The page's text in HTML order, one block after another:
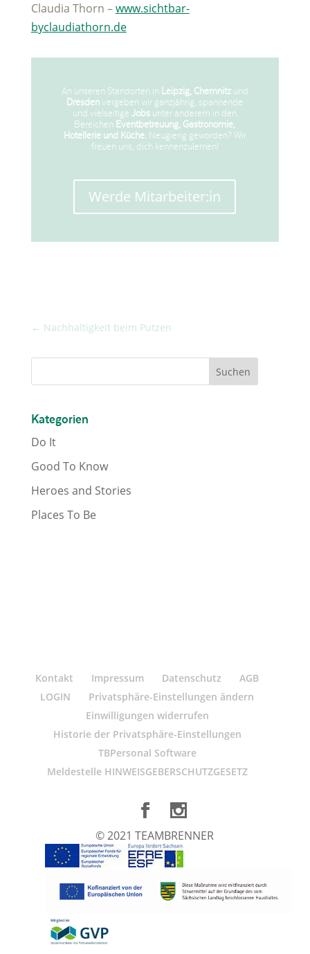
Claudia Thorn –www.sichtbar-
byclaudiathorn.de
An unseren Standorten in Leipzig, Chemnitz
Dresdenvergeben wir ganzjährig, spannende
und vielseitigeJobs unter anderem in den
Bereichen Eventbetreuung, Gastronomie,
Hotellerie und Küche. Neugierig geworden? Wir
freuen uns, dich kennenzulernen!
Werde Mitarbeiter:in
← Nachhaltigkeit beim Putzen
Kategorien
Do It
Good To Know
Heroes and Stories
Places To Be
Kontakt Impressum Datenschutz
AGB
LOGIN
Privatsphäre-Einstellungen ändern
Einwilligungen widerrufen
Historie der Privatsphäre-Einstellungen
TBPersonal Software
Meldestelle HINWEISGEBERSCHUTZGESETZ
© 2021 TEAMBRENNER